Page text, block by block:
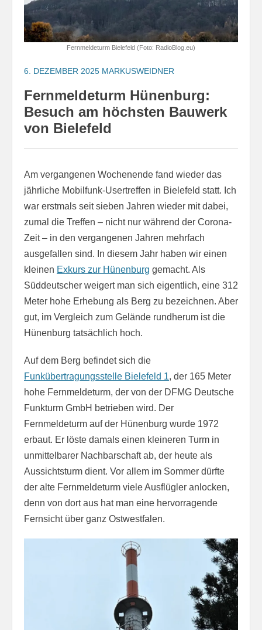
Fernmeldeturm Bielefeld (Foto: RadioBlog.eu)
6. DEZEMBER 2025 MARKUSWEIDNER
Fernmeldeturm Hünenburg:
Besuch am höchsten Bauwerk
von Bielefeld
Am vergangenen Wochenende fand wieder das
jährliche Mobilfunk-Usertreffen in Bielefeld statt. Ich
war erstmals seit sieben Jahren wieder mit dabei,
zumal die Treffen – nicht nur während der Corona-
Zeit – in den vergangenen Jahren mehrfach
ausgefallen sind. In diesem Jahr haben wir einen
kleinen Exkurs zur Hünenburg gemacht. Als
Süddeutscher weigert man sich eigentlich, eine 312
Meter hohe Erhebung als Berg zu bezeichnen. Aber
gut, im Vergleich zum Gelände rundherum ist die
Hünenburg tatsächlich hoch.
Auf dem Berg befindet sich die
Funkübertragungsstelle Bielefeld 1, der 165 Meter
hohe Fernmeldeturm, der von der DFMG Deutsche
Funkturm GmbH betrieben wird. Der
Fernmeldeturm auf der Hünenburg wurde 1972
erbaut. Er löste damals einen kleineren Turm in
unmittelbarer Nachbarschaft ab, der heute als
Aussichtsturm dient. Vor allem im Sommer dürfte
der alte Fernmeldeturm viele Ausflügler anlocken,
denn von dort aus hat man eine hervorragende
Fernsicht über ganz Ostwestfalen.